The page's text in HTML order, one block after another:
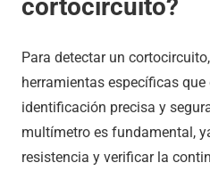
cortocircuito?
Para detectar un
herramientas específicas
identificación precisa y
multímetro es fundamental,
resistencia y verificar la